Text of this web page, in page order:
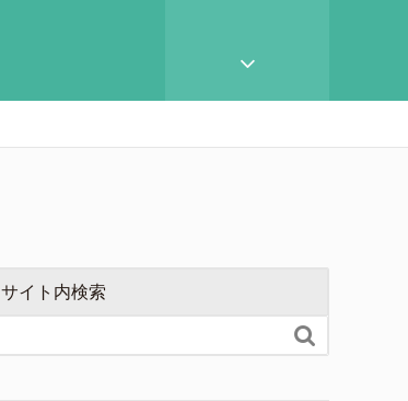
サイト内検索
